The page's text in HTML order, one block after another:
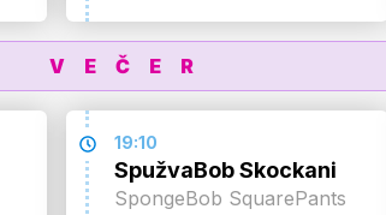
VEČER
19:10
SpužvaBob Skockani
SpongeBob SquarePants